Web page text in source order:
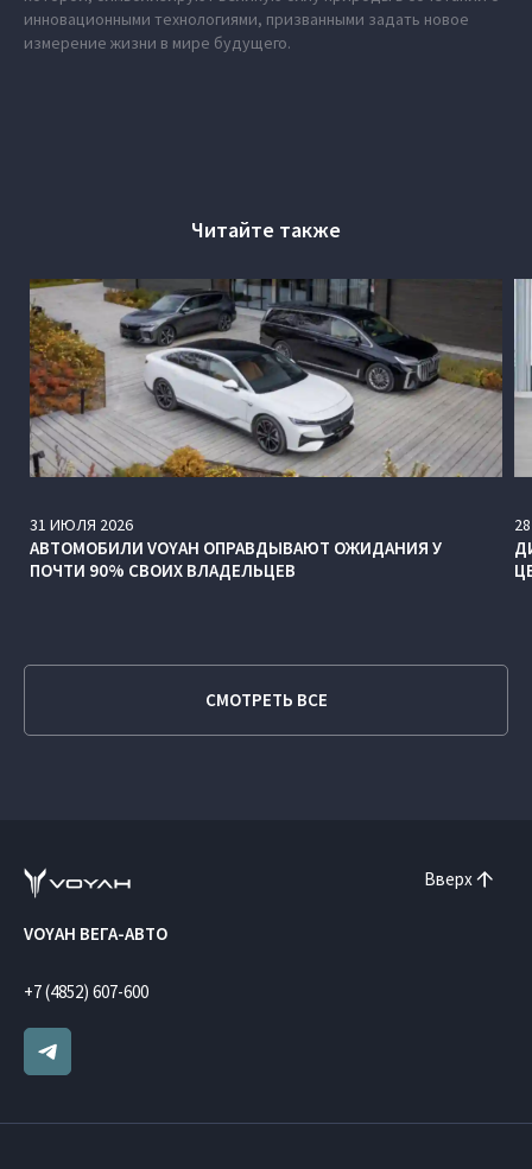
инновационными технологиями, призванными задать новое
измерение жизни в мире будущего.
Читайте также
31 ИЮЛЯ 2026
АВТОМОБИЛИ VOYAH ОПРАВДЫВАЮТ ОЖИДАНИЯ У
ПОЧТИ 90% СВОИХ ВЛАДЕЛЬЦЕВ
28
СМОТРЕТЬ ВСЕ
Вверх
VOYAH ВЕГА-АВТО
+7 (4852) 607-600